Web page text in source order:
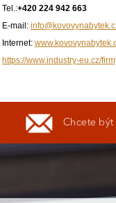
Tel.:+420 224 942 663
E-mail:
Internet:
https://www.industry-eu.cz/
Chcete být